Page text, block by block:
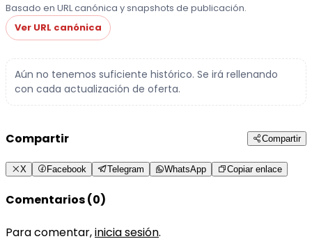
Basado en URL canónica y snapshots de publicación.
Ver URL canónica
Aún no tenemos suficiente histórico. Se irá rellenando
con cada actualización de oferta.
Compartir Compartir
X Facebook Telegram WhatsApp Copiar enlace
Comentarios (0)
Para comentar,inicia sesión.